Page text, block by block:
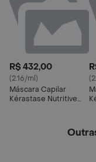
R$ 432,00
(2.16/ml)
Máscara Capilar
Kérastase Nutritive